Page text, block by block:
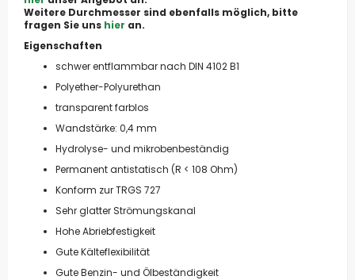
Weitere Durchmesser sind ebenfalls möglich, bitte
fragen Sie uns hier an.
Eigenschaften
schwer entflammbar nach DIN 4102 B1
Polyether-Polyurethan
transparent farblos
Wandstärke: 0,4 mm
Hydrolyse- und mikrobenbeständig
Permanent antistatisch (R < 108 Ohm)
Konform zur TRGS 727
Sehr glatter Strömungskanal
Hohe Abriebfestigkeit
Gute Kälteflexibilität
Gute Benzin- und Ölbeständigkeit